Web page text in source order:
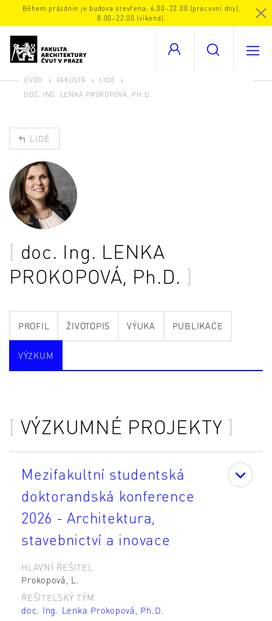
Během prázdnin je budova otevřena: 6.00–22.00 (pracovní dny),
8.00–22.00 (víkend).
ÚVOD FAKULTA
LIDÉ
DOC. ING. LENKA PROKOPOVÁ, PH.D.
LIDÉ
doc. Ing. LENKA
PROKOPOVÁ, Ph.D.
PROFIL ŽIVOTOPIS VÝUKA PUBLIKACE
VÝZKUM
VÝZKUMNÉ PROJEKTY
Mezifakultní studentská
doktorandská konference
2026 - Architektura,
stavebnictví a inovace
HLAVNÍ ŘEŠITEL
Prokopová, L.
ŘEŠITELSKÝ TÝM
doc. Ing. Lenka Prokopová, Ph.D.